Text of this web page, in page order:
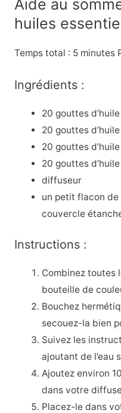
Aide au
huiles
Temps total : 5 minutes
Ingrédients :
20 gouttes
20 gouttes
20 gouttes
20 gouttes
diffuseur
un petit flacon
couvercle
Instructions :
Combinez toutes
bouteille de
Bouchez
secouez-la bien
Suivez les
ajoutant de l’eau
Ajoutez environ
dans votre
Placez-le dans